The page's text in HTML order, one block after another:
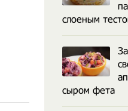
слоеным
сыром фета